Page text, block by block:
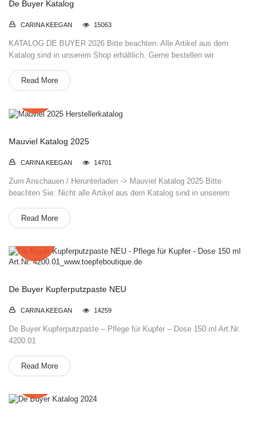
De Buyer Katalog
CARINA KEEGAN 15063
KATALOG DE BUYER 2026 Bitte beachten: Alle Artikel aus dem
Katalog sind in unserem Shop erhältlich. Gerne bestellen wir
Read More
27
Mauviel Katalog 2025
CARINA KEEGAN 14701
Zum Anschauen / Herunterladen -> Mauviel Katalog 2025 Bitte
beachten Sie: Nicht alle Artikel aus dem Katalog sind in unserem
Read More
De Buyer Kupferputzpaste NEU
CARINA KEEGAN 14259
De Buyer Kupferputzpaste – Pflege für Kupfer – Dose 150 ml Art.Nr.
4200.01
Read More
17Apr.